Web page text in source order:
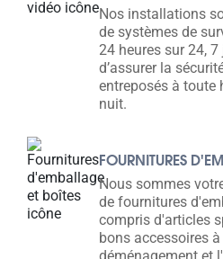
Nos installations
de systèmes de
24 heures sur 24,
d’assurer la
entreposés à toute
nuit.
FOURNITURES
Nous sommes
de fournitures
compris d'articles
bons accessoires
déménagement et